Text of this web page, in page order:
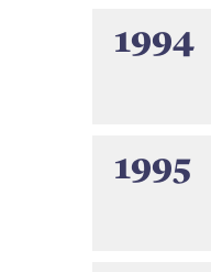
1994
1995